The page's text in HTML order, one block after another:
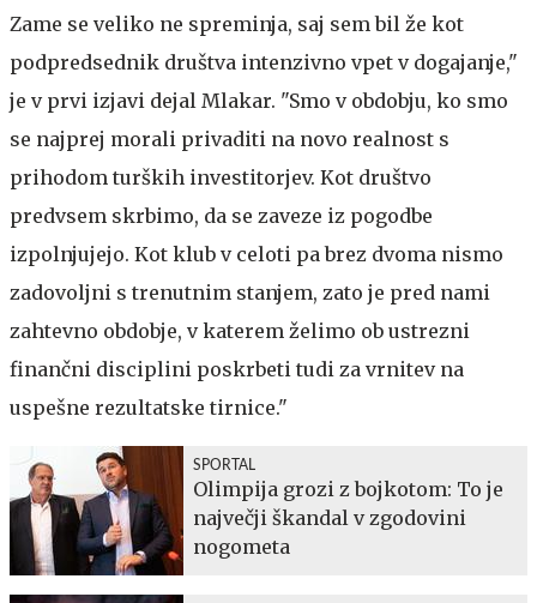
Zame se veliko ne spreminja, saj sem bil že kot
podpredsednik društva intenzivno vpet v dogajanje,"
je v prvi izjavi dejal Mlakar. "Smo v obdobju, ko smo
se najprej morali privaditi na novo realnost s
prihodom turških investitorjev. Kot društvo
predvsem skrbimo, da se zaveze iz pogodbe
izpolnjujejo. Kot klub v celoti pa brez dvoma nismo
zadovoljni s trenutnim stanjem, zato je pred nami
zahtevno obdobje, v katerem želimo ob ustrezni
finančni disciplini poskrbeti tudi za vrnitev na
uspešne rezultatske tirnice."
SPORTAL
Olimpija grozi z bojkotom: To je
največji škandal v zgodovini
nogometa